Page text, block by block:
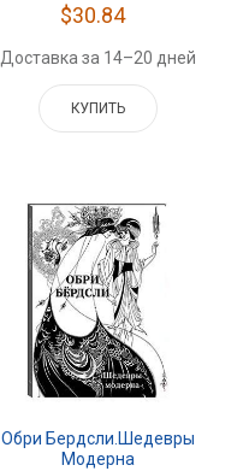
$30.84
Доставка за 14–20 дней
КУПИТЬ
Обри Бердсли.Шедевры
Модерна